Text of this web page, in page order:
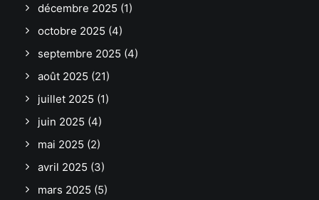
décembre 2025 (1)
octobre 2025 (4)
septembre 2025 (4)
août 2025 (21)
juillet 2025 (1)
juin 2025 (4)
mai 2025 (2)
avril 2025 (3)
mars 2025 (5)